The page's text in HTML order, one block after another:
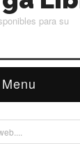
para su
Menu